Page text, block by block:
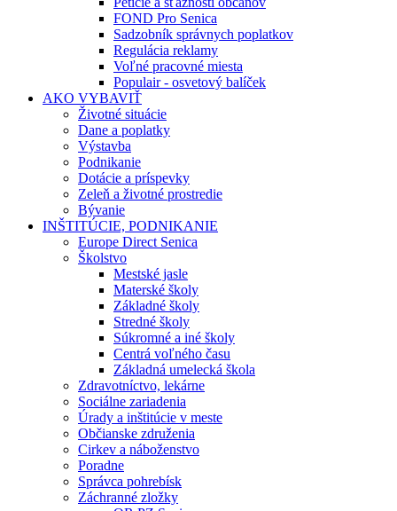
FOND Pro Senica
Sadzobník správnych poplatkov
Regulácia reklamy
Voľné pracovné miesta
Populair - osvetový balíček
AKO VYBAVIŤ
Životné situácie
Dane a poplatky
Výstavba
Podnikanie
Dotácie a príspevky
Zeleň a životné prostredie
Bývanie
INŠTITÚCIE, PODNIKANIE
Europe Direct Senica
Školstvo
Mestské jasle
Materské školy
Základné školy
Stredné školy
Súkromné a iné školy
Centrá voľného času
Základná umelecká škola
Zdravotníctvo, lekárne
Sociálne zariadenia
Úrady a inštitúcie v meste
Občianske združenia
Cirkev a náboženstvo
Poradne
Správca pohrebísk
Záchranné zložky